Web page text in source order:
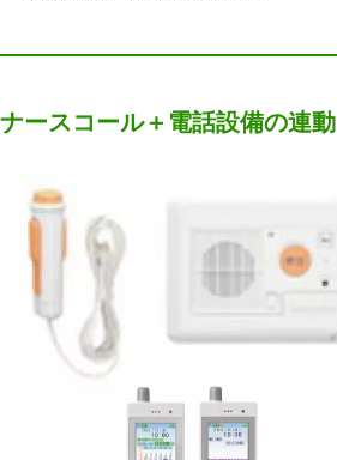
ナースコール＋電話設備の連動